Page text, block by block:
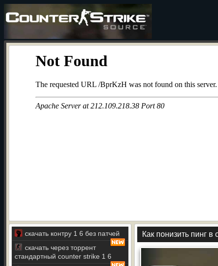
скачать контру 1 6 без патчей
скачать через торрент
стандартный counter strike 1 6
Как понизить пинг в